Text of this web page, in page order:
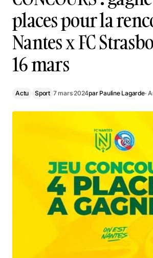
places pour la
Nantes x FC
16 mars
Actu Sport 7 mars 2024par Pauline Lagarde·